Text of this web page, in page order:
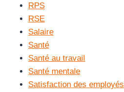
RPS
RSE
Salaire
Santé
Santé au travail
Santé mentale
Satisfaction des employés